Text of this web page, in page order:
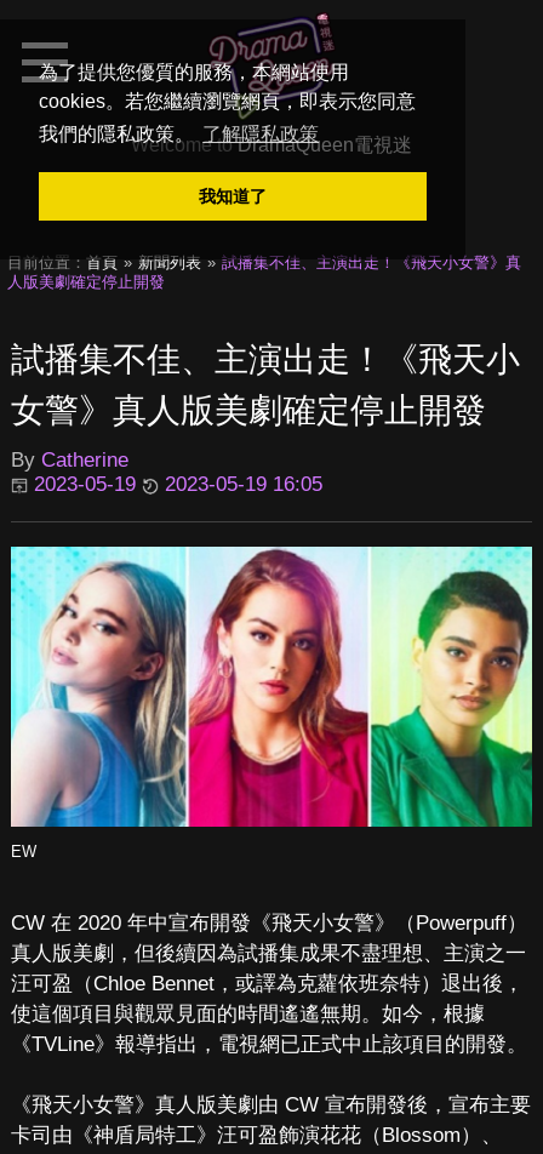
為了提供您優質的服務，本網站使用
cookies。若您繼續瀏覽網頁，即表示您同意
我們的隱私政策。
了解隱私政策
我知道了
Welcome toDramaQueen電視迷
目前位置： 首頁 新聞列表
試播集不佳、主演出走！《飛天小女警》真
人版美劇確定停止開發
試播集不佳、主演出走！《飛天小
女警》真人版美劇確定停止開發
By Catherine
2023-05-19
2023-05-19 16:05
EW
CW 在 2020 年中宣布開發《飛天小女警》（Powerpuff）
真人版美劇，但後續因為試播集成果不盡理想、主演之一
汪可盈（Chloe Bennet，或譯為克蘿依班奈特）退出後，
使這個項目與觀眾見面的時間遙遙無期。如今，根據
《TVLine》報導指出，電視網已正式中止該項目的開發。
《飛天小女警》真人版美劇由 CW 宣布開發後，宣布主要
卡司由《神盾局特工》汪可盈飾演花花（Blossom）、